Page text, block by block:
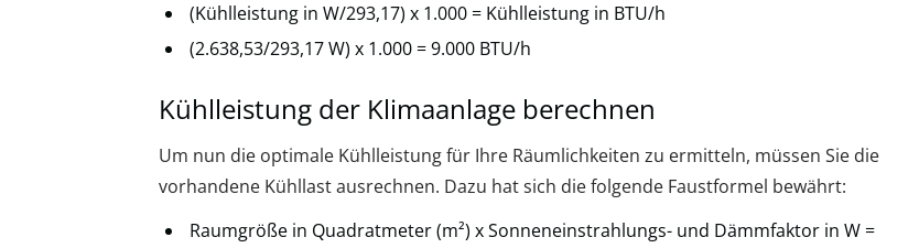
(Kühlleistung in W/293,17) x 1.000 = Kühlleistung in BTU/h
(2.638,53/293,17 W) x 1.000 = 9.000 BTU/h
Kühlleistung der Klimaanlage berechnen
Um nun die optimale Kühlleistung für Ihre Räumlichkeiten zu ermitteln, müssen Sie die
vorhandene Kühllast ausrechnen. Dazu hat sich die folgende Faustformel bewährt:
Raumgröße in Quadratmeter (m²) x Sonneneinstrahlungs- und Dämmfaktor in W =